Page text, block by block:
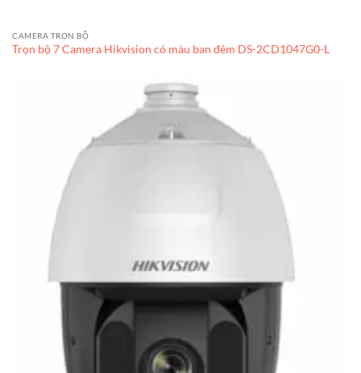
CAMERA TRỌN BỘ
Trọn bộ 7 Camera Hikvision có màu ban đêm DS-2CD1047G0-L